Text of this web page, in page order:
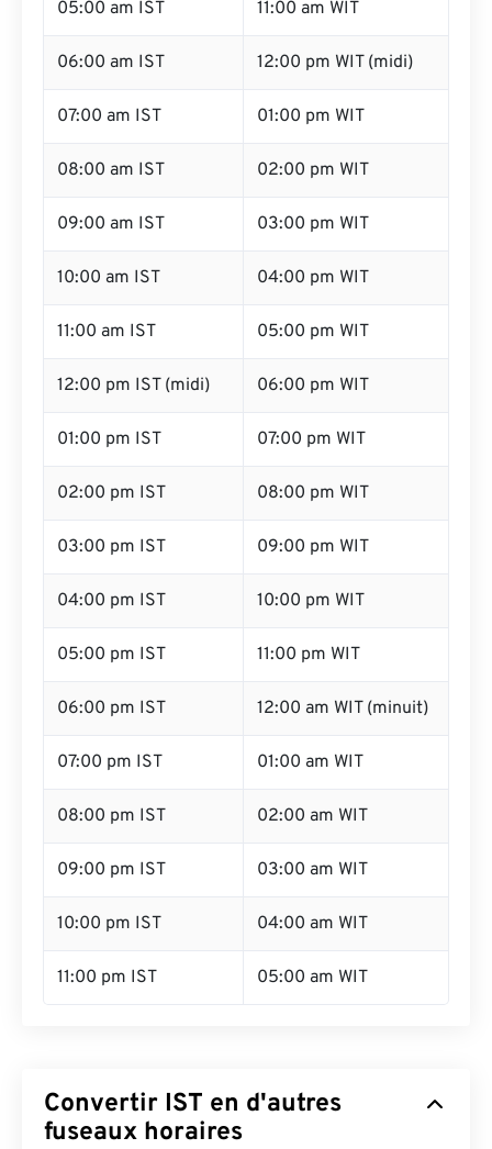
05:00 am IST 11:00 am WIT
06:00 am IST 12:00 pm WIT (midi)
07:00 am IST 01:00 pm WIT
08:00 am IST 02:00 pm WIT
09:00 am IST 03:00 pm WIT
10:00 am IST 04:00 pm WIT
11:00 am IST 05:00 pm WIT
12:00 pm IST (midi) 06:00 pm WIT
01:00 pm IST 07:00 pm WIT
02:00 pm IST 08:00 pm WIT
03:00 pm IST 09:00 pm WIT
04:00 pm IST 10:00 pm WIT
05:00 pm IST 11:00 pm WIT
06:00 pm IST 12:00 am WIT (minuit)
07:00 pm IST 01:00 am WIT
08:00 pm IST 02:00 am WIT
09:00 pm IST 03:00 am WIT
10:00 pm IST 04:00 am WIT
11:00 pm IST 05:00 am WIT
Convertir IST en d'autres
fuseaux horaires